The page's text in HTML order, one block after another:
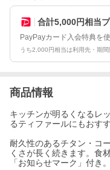
合計5,000円相当
PayPayカード入会特典を
うち2,000円相当は利用先・期間
商品情報
キッチンが明るくなるレ
るティファールにもおす
耐久性のあるチタン・コ
くさが長く続きます。食
「お知らせマーク」付き。